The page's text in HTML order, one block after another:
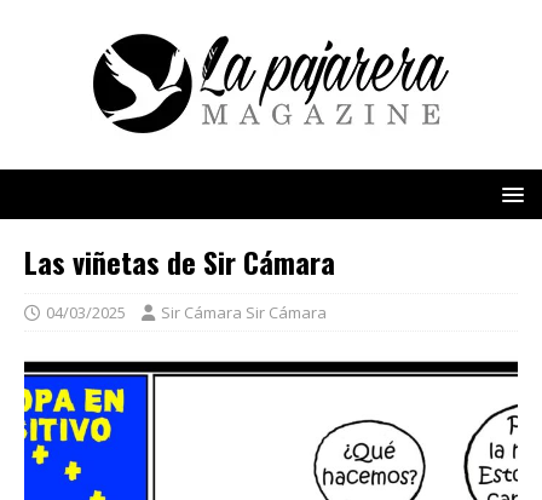
Las viñetas de Sir Cámara
04/03/2025 Sir Cámara Sir Cámara